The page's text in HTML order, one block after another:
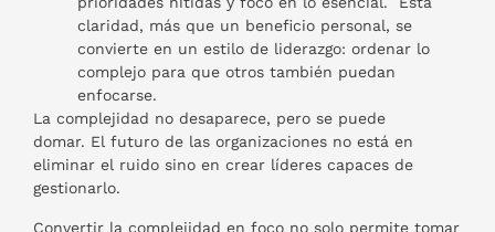
claridad, más que un beneficio personal, se
convierte en un estilo de liderazgo: ordenar lo
complejo para que otros también puedan
enfocarse.
La complejidad no desaparece, pero se puede
domar. El futuro de las organizaciones no está en
eliminar el ruido sino en crear líderes capaces de
gestionarlo.
Convertir la complejidad en foco no solo permite tomar